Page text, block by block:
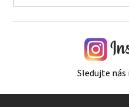
Sledujte